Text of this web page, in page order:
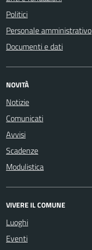
Politici
Personale amministrativo
Documenti e dati
NOVITÀ
Notizie
Comunicati
Avvisi
Scadenze
Modulistica
VIVERE IL COMUNE
Luoghi
Eventi